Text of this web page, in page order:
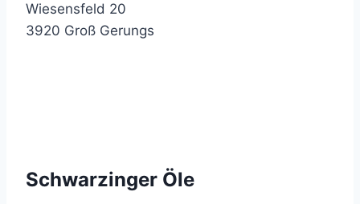
Wiesensfeld 20
3920 Groß Gerungs
Schwarzinger Öle